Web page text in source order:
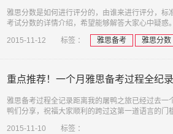
雅思分数是如何进行评分的，由谁来进行评分，
考试分数的详情介绍，希望能够解答大家心中疑
2015-11-12
标签 ： 雅思备考 雅思分数
重点推荐！一个月雅思备考过程全纪录
雅思备考过程全记录距离我的屠鸭之旅已经过去
鸭们分享，祝福大家顺利的跨过这第一道语言的
2015-11-10
标签 ：